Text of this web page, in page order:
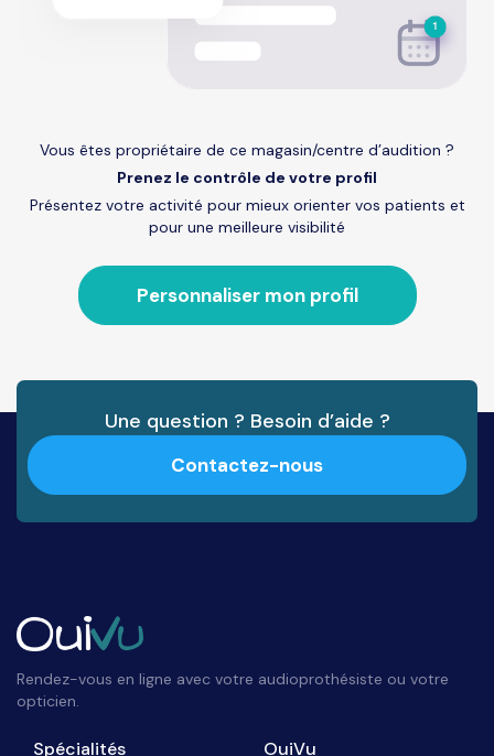
Vous êtes propriétaire de ce magasin/centre d’audition ?
Prenez le contrôle de votre profil
Présentez votre activité pour mieux orienter vos patients et
pour une meilleure visibilité
Personnaliser mon profil
Une question ? Besoin d’aide ?
Contactez-nous
Rendez-vous en ligne avec votre audioprothésiste ou votre
opticien.
Spécialités OuiVu